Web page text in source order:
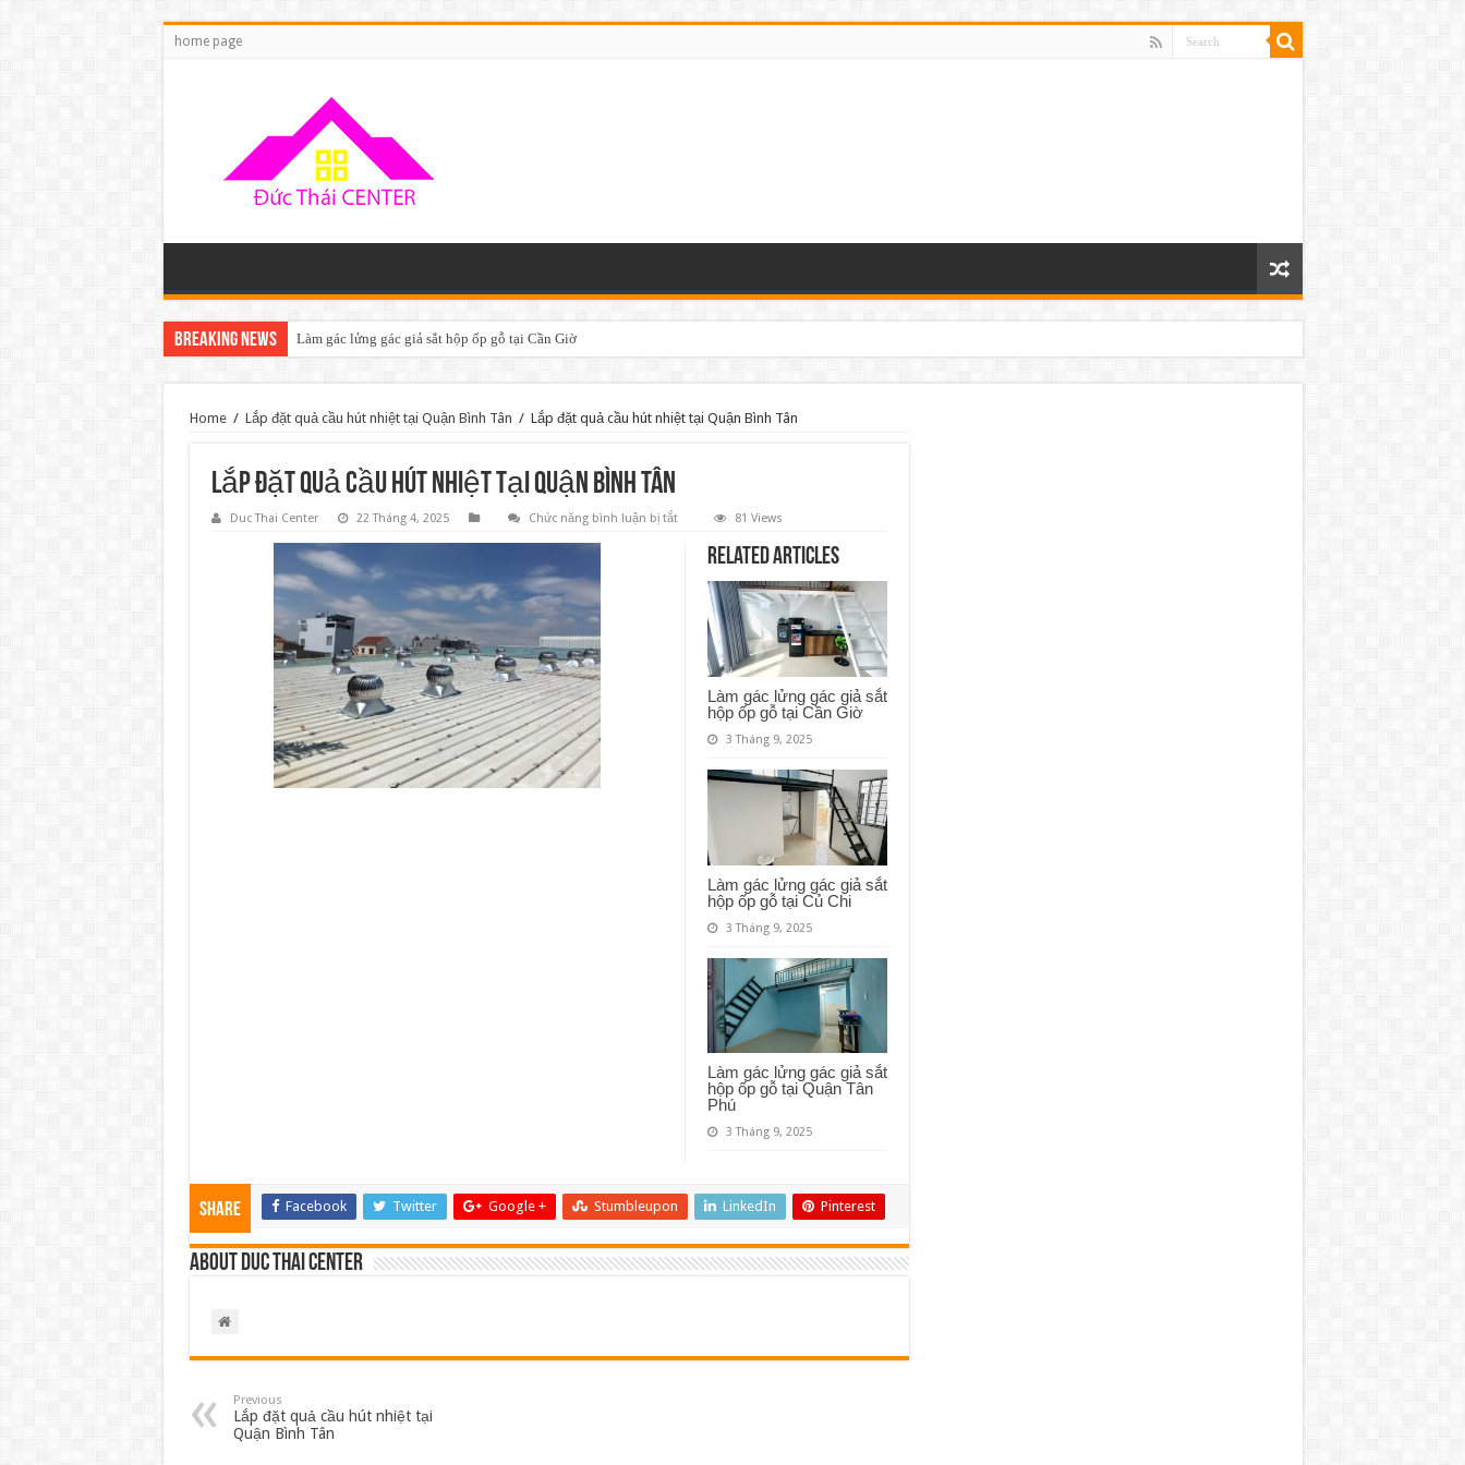
home page
Breaking News Làm gác lửng gác giả sắt hộp ốp gỗ tại Cần Giờ
Home / Lắp đặt quả cầu hút nhiệt tại Quận Bình Tân / Lắp đặt quả cầu hút nhiệt tại Quận Bình Tân
Lắp đặt quả cầu hút nhiệt tại Quận Bình Tân
Duc Thai Center 22 Tháng 4, 2025 Chức năng bình luận bị tắtở
Quận
81 Views
Related Articles
Làm gác lửng gác giả sắt
hộp ốp gỗ tại Cần Giờ
3 Tháng 9, 2025
Làm gác lửng gác giả sắt
hộp ốp gỗ tại Củ Chi
3 Tháng 9, 2025
Làm gác lửng gác giả sắt
hộp ốp gỗ tại Quận Tân
Phú
3 Tháng 9, 2025
Share Facebook Twitter Google + Stumbleupon LinkedIn Pinterest
About Duc Thai Center
Previous
Lắp đặt quả cầu hút nhiệt tại
Quận Bình Tân